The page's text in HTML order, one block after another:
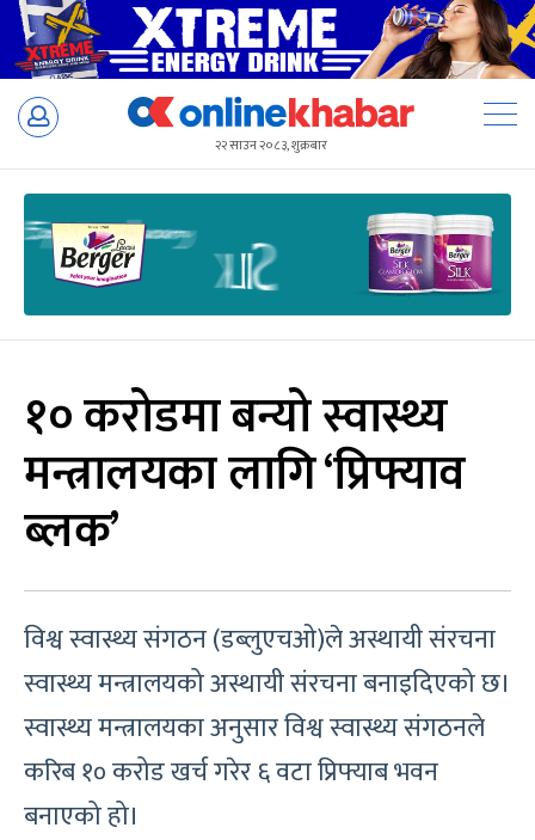
Skip
२२ साउन २०८३, शुक्रबार
१० करोडमा बन्यो स्वास्थ्य
मन्त्रालयका लागि ‘प्रिफ्याव
ब्लक’
विश्व स्वास्थ्य संगठन (डब्लुएचओ)ले अस्थायी संरचना
स्वास्थ्य मन्त्रालयको अस्थायी संरचना बनाइदिएको छ।
स्वास्थ्य मन्त्रालयका अनुसार विश्व स्वास्थ्य संगठनले
करिब १० करोड खर्च गरेर ६ वटा प्रिफ्याब भवन
बनाएको हो।